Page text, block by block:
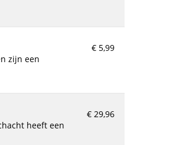
€ 5,99
€ 29,96